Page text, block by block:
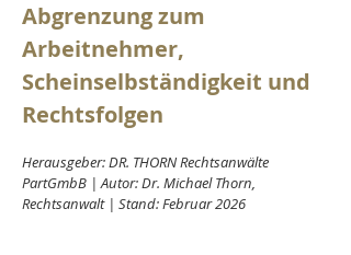
Abgrenzung zum
Arbeitnehmer,
Scheinselbständigkeit und
Rechtsfolgen
Herausgeber: DR. THORN Rechtsanwälte
PartGmbB | Autor: Dr. Michael Thorn,
Rechtsanwalt | Stand: Februar 2026